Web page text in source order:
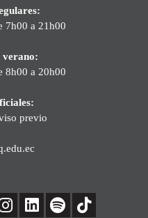
7h00 a 21h00
verano:
8h00 a 20h00
previo